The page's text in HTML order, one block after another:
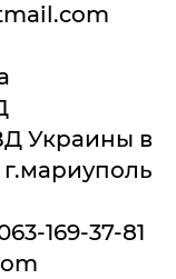
Украины в
169-37-81